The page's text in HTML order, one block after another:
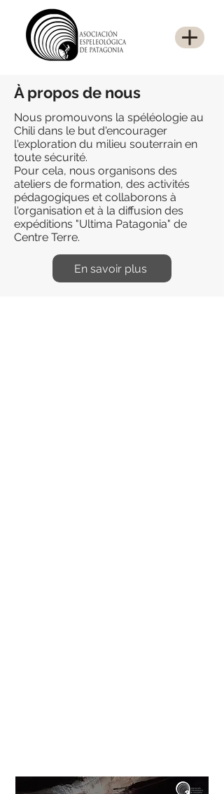
À propos de nous
Nous promouvons la spéléologie au
Chili dans le but d'encourager
l'exploration du milieu souterrain en
toute sécurité.
Pour cela, nous organisons des
ateliers de formation, des activités
pédagogiques et collaborons à
l'organisation et à la diffusion des
expéditions "Ultima Patagonia" de
Centre Terre.
En savoir plus